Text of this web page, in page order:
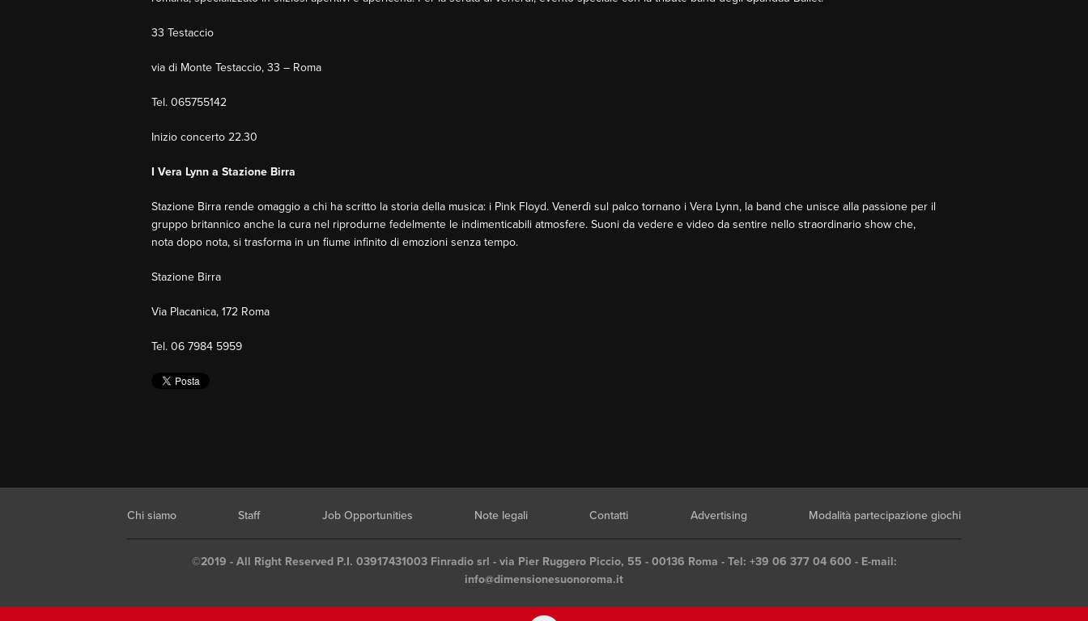
33 Testaccio
via di Monte Testaccio, 33 – Roma
Tel. 065755142
Inizio concerto 22.30
I Vera Lynn a Stazione Birra
Stazione Birra rende omaggio a chi ha scritto la storia della musica: i Pink Floyd. Venerdì sul palco tornano i Vera Lynn, la band che unisce alla passione per il
gruppo britannico anche la cura nel riprodurne fedelmente le indimenticabili atmosfere. Suoni da vedere e video da sentire nello straordinario show che,
nota dopo nota, si trasforma in un fiume infinito di emozioni senza tempo.
Stazione Birra
Via Placanica, 172 Roma
Tel. 06 7984 5959
Chi siamo Staff Job Opportunities Note legali Contatti Advertising Modalità partecipazione giochi
©2019 - All Right Reserved P.I. 03917431003 Finradio srl - via Pier Ruggero Piccio, 55 - 00136 Roma - Tel: +39 06 377 04 600 - E-mail:
info@dimensionesuonoroma.it